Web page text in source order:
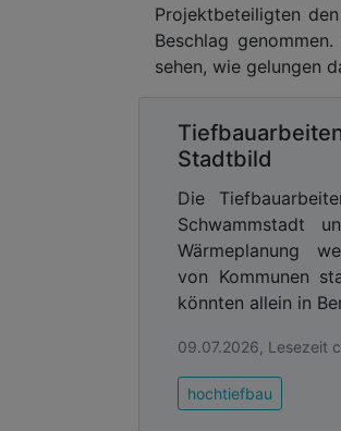
Projektbeteiligten
Beschlag
sehen, wie gelungen
Stadtbild
Die
Schwammstadt
Wärmeplanung
von Kommunen
könnten allein in
09.07.2026, Lesezeit
hochtiefbau